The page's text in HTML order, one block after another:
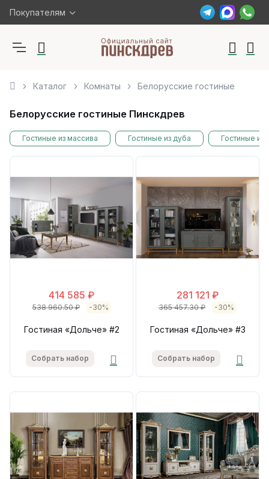
Покупателям
Каталог Комнаты Белорусские гостиные
Белорусские гостиные Пинскдрев
Гостиные из массива Гостиные из дуба Гостиные из
414 585 ₽
538 960.50 ₽ -30%
Гостиная «Дольче» #2
Собрать набор
281 121 ₽
365 457.30 ₽ -30%
Гостиная «Дольче» #3
Собрать набор